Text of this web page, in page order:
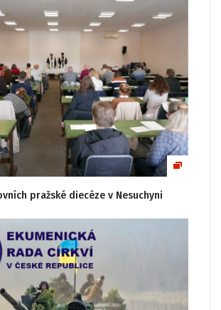
pražské diecéze v Nesuchyni